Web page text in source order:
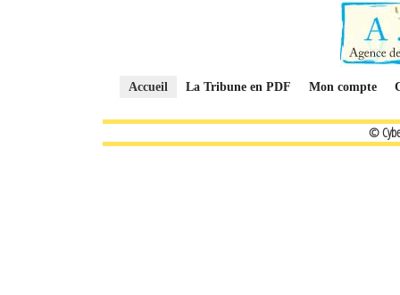
Accueil La Tribune en PDF Mon compte
©